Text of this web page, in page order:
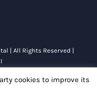
| All Rights Reserved |
cookies to improve its